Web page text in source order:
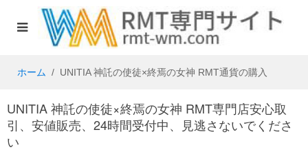
ホーム UNITIA 神託の使徒×終焉の女神 RMT通貨の購入
UNITIA 神託の使徒×終焉の女神 RMT専門店安心取
引、安値販売、24時間受付中、見逃さないでくださ
い